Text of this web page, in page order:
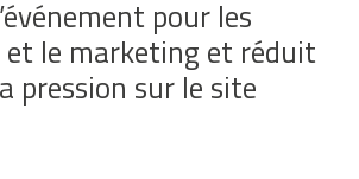
pour les
le marketing et réduit
pression sur le site